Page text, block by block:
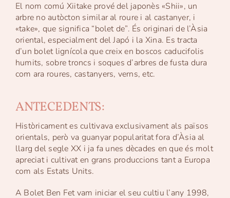
El nom comú Xiitake prové del japonès «Shii», un
arbre no autòcton similar al roure i al castanyer, i
«take», que significa “bolet de”. És originari de l’Àsia
oriental, especialment del Japó i la Xina. Es tracta
d’un bolet lignícola que creix en boscos caducifolis
humits, sobre troncs i soques d’arbres de fusta dura
com ara roures, castanyers, verns, etc.
ANTECEDENTS:
Històricament es cultivava exclusivament als països
orientals, però va guanyar popularitat fora d’Àsia al
llarg del segle XX i ja fa unes dècades en que és molt
apreciat i cultivat en grans produccions tant a Europa
com als Estats Units.
A Bolet Ben Fet vam iniciar el seu cultiu l’any 1998,